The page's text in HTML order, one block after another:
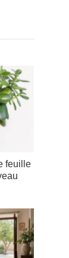
feuille